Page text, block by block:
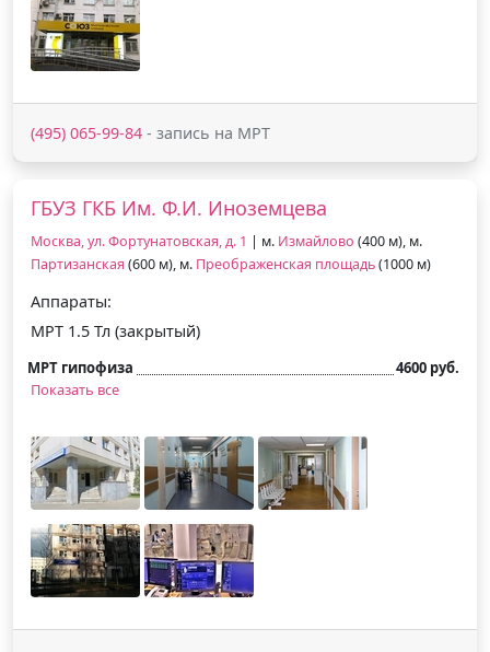
(495) 065-99-84 - запись на МРТ
ГБУЗ ГКБ Им. Ф.И. Иноземцева
Москва, ул. Фортунатовская, д. 1 | м. Измайлово (400 м), м.
Партизанская (600 м), м. Преображенская площадь(1000 м)
Аппараты:
МРТ 1.5 Тл (закрытый)
МРТ гипофиза
4600 руб.
Показать все